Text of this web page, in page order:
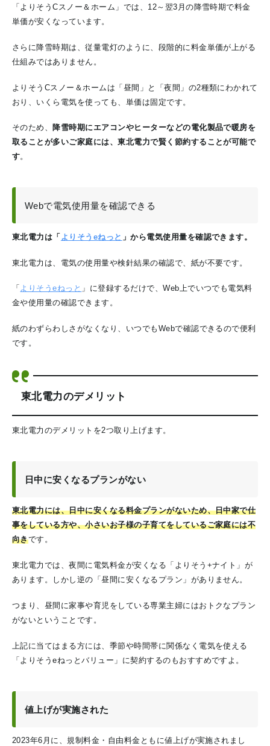
「よりそうCスノー＆ホーム」では、12～翌3月の降雪時期で料金
単価が安くなっています。
さらに降雪時期は、従量電灯のように、段階的に料金単価が上がる
仕組みではありません。
よりそうCスノー＆ホームは「昼間」と「夜間」の2種類にわかれて
おり、いくら電気を使っても、単価は固定です。
そのため、
降雪時期にエアコンやヒーターなどの電化製品で暖房を
取ることが多いご家庭には、東北電力で賢く節約することが可能で
す。
Webで電気使用量を確認できる
東北電力は「 よりそうeねっと 」から電気使用量を確認できます。
東北電力は、電気の使用量や検針結果の確認で、紙が不要です。
「 よりそうeねっと 」に登録するだけで、Web上でいつでも電気料
金や使用量の確認できます。
紙のわずらわしさがなくなり、いつでもWebで確認できるので便利
です。
東北電力のデメリット
東北電力のデメリットを2つ取り上げます。
日中に安くなるプランがない
東北電力には、日中に安くなる料金プランがないため、日中家で仕
事をしている方や、小さいお子様の子育てをしているご家庭には不
向きです。
東北電力では、夜間に電気料金が安くなる「よりそう+ナイト」が
あります。しかし逆の「昼間に安くなるプラン」がありません。
つまり、昼間に家事や育児をしている専業主婦にはおトクなプラン
がないということです。
上記に当てはまる方には、季節や時間帯に関係なく電気を使える
「よりそうeねっとバリュー」に契約するのもおすすめですよ。
値上げが実施された
2023年6月に、規制料金・自由料金ともに値上げが実施されまし